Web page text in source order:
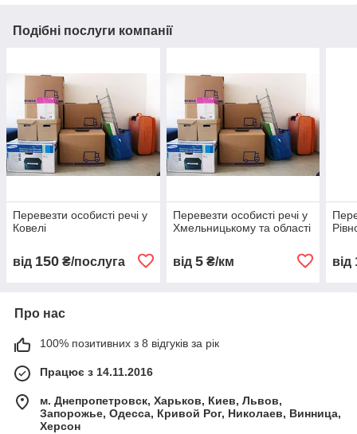
Подібні послуги компанії
Перевезти особисті речі у
Ковелі
від 150 ₴/послуга
Перевезти особисті речі у
Хмельницькому та області
від 5₴/км від
Про нас
100% позитивних з 8 відгуків за рік
Працює з 14.11.2016
м. Днепропетровск, Харьков, Киев, Львов,
Запорожье, Одесса, Кривой Рог, Николаев, Винница,
Херсон